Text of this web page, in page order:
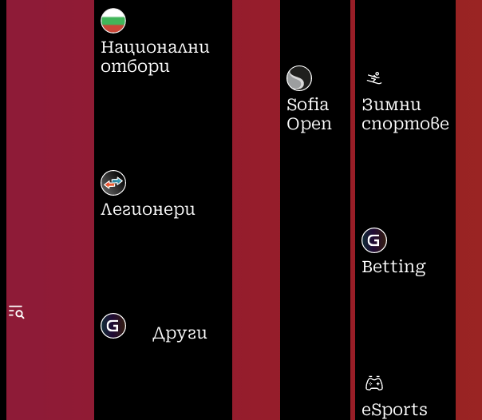
Национални
отбори
Легионери
Други
Sofia
Open
Зимни
спортове
Betting
eSports